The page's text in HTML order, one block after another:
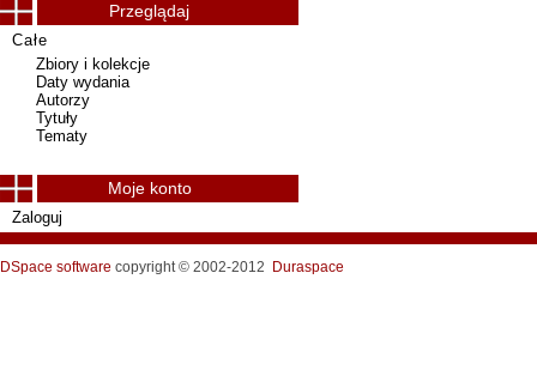
Przeglądaj
Całe
Zbiory i kolekcje
Daty wydania
Autorzy
Tytuły
Tematy
Moje konto
Zaloguj
DSpace software copyright © 2002-2012 Duraspace